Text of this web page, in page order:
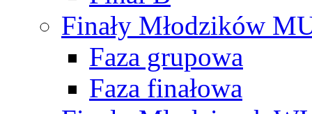
Finały Młodzików
Faza grupowa
Faza finałowa